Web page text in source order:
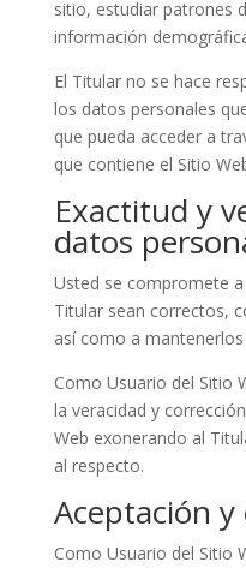
sitio, estudiar patrones
información
El Titular no se hace
los datos personales
que pueda acceder a
que contiene el Sitio
Exactitud y
datos
Usted se compromete
Titular sean correctos,
así como a
Como Usuario del Sitio
la veracidad y
Web exonerando al
al respecto.
Aceptación
Como Usuario del Sitio